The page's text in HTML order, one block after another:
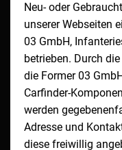
Neu- oder
unserer Webseiten
03 GmbH,
betrieben. Durch
die Former 03
Carfinder-
werden
Adresse und
diese freiwillig